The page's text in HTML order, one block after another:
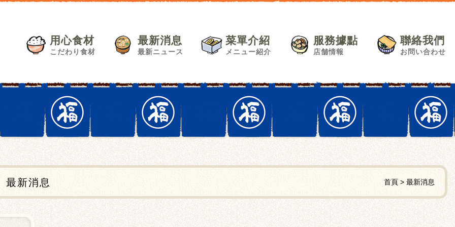
用心食材
こだわり食材
最新消息
最新ニュース
菜單介紹
メニュー紹介
服務據點
店舗情報
聯絡我們
お問い合わせ
首頁 最新消息
最新消息